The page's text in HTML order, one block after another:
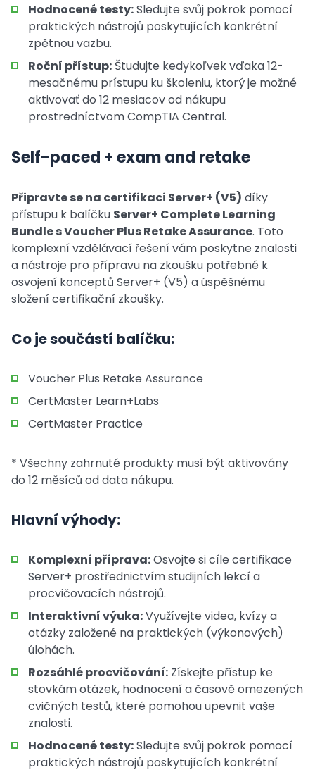
Hodnocené testy:Sledujte svůj pokrok pomocí
praktických nástrojů poskytujících konkrétní
zpětnou vazbu.
Roční přístup: Študujte kedykoľvek vďaka 12-
mesačnému prístupu ku školeniu, ktorý je možné
aktivovať do 12 mesiacov od nákupu
prostredníctvom CompTIA Central.
Self-paced + exam and retake
Připravte se na certifikaci Server+ (V5) díky
přístupu k balíčku Server+ Complete Learning
Bundle s Voucher Plus Retake Assurance. Toto
komplexní vzdělávací řešení vám poskytne znalosti
a nástroje pro přípravu na zkoušku potřebné k
osvojení konceptů Server+ (V5) a úspěšnému
složení certifikační zkoušky.
Co je součástí balíčku:
Voucher Plus Retake Assurance
CertMaster Learn+Labs
CertMaster Practice
* Všechny zahrnuté produkty musí být aktivovány
do 12 měsíců od data nákupu.
Hlavní výhody:
Komplexní příprava:Osvojte si cíle certifikace
Server+ prostřednictvím studijních lekcí a
procvičovacích nástrojů.
Interaktivní výuka:Využívejte videa, kvízy a
otázky založené na praktických (výkonových)
úlohách.
Rozsáhlé procvičování: Získejte přístup ke
stovkám otázek, hodnocení a časově omezených
cvičných testů, které pomohou upevnit vaše
znalosti.
Hodnocené testy:Sledujte svůj pokrok pomocí
praktických nástrojů poskytujících konkrétní